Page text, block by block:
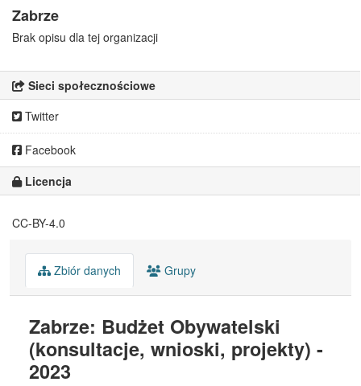
Zabrze
Brak opisu dla tej organizacji
Sieci społecznościowe
Twitter
Facebook
Licencja
CC-BY-4.0
Zbiór danych Grupy
Zabrze: Budżet Obywatelski
(konsultacje, wnioski, projekty) -
2023